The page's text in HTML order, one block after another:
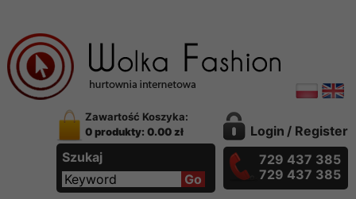
Zawartość Koszyka:
0 produkty: 0.00 zł
Szukaj
Login / Register
729 437 385
729 437 385